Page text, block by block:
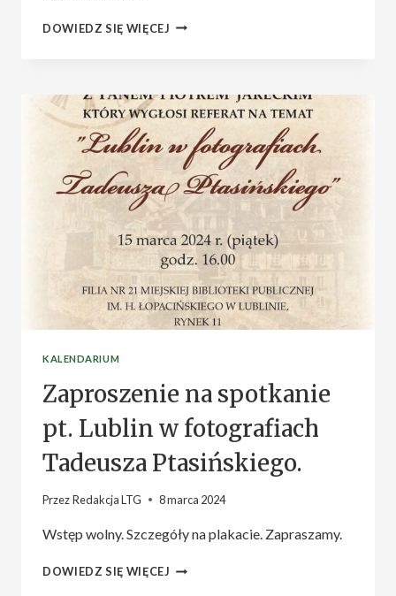
DOWIEDZ SIĘ WIĘCEJ O
JARECKIM.
KALENDARIUM
Zaproszenie na spotkanie
pt. Lublin w fotografiach
Tadeusza Ptasińskiego.
PrzezRedakcja LTG 8 marca 2024
Wstęp wolny. Szczegóły na plakacie. Zapraszamy.
DOWIEDZ SIĘ WIĘCEJ ZAPROSZENIE